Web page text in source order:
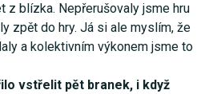
z blízka. Nepřerušovaly jsme hru
zpět do hry. Já si ale myslím, že
a kolektivním výkonem jsme to
vstřelit pět branek, i když